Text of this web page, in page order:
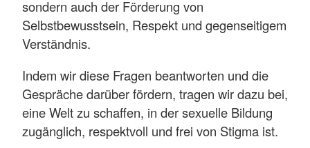
sondern auch der Förderung von
Selbstbewusstsein, Respekt und gegenseitigem
Verständnis.
Indem wir diese Fragen beantworten und die
Gespräche darüber fördern, tragen wir dazu bei,
eine Welt zu schaffen, in der sexuelle Bildung
zugänglich, respektvoll und frei von Stigma ist.